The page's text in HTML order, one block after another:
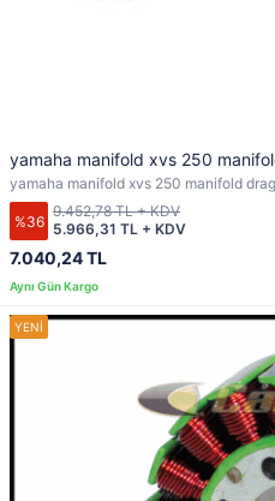
yamaha manifold xvs 250
yamaha manifold xvs 250 manifold
%36
7.040,24 TL
5.966,31 TL + KDV
9.452,78 TL + KDV